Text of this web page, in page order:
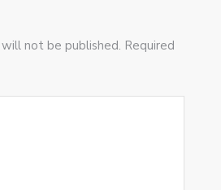
not be published. Required